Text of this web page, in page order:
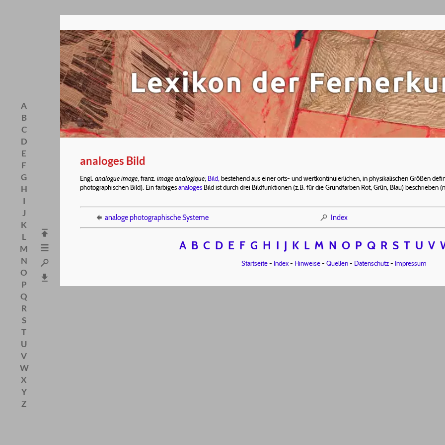
A
B
C
D
E
F
G
H
I
J
K
L
M
N
O
P
Q
R
S
T
U
V
W
X
Y
Z
analoges Bild
Engl. analogue image, franz. image analogique; Bild, bestehend aus einer orts- und wertkontinuierlichen, in physikalischen Größen
photographischen Bild). Ein farbigesanaloges Bild ist durch drei Bildfunktionen (z.B. für die Grundfarben Rot, Grün, Blau) beschrieben
analoge photographische Systeme Index
A B C D E F G H I J K L M N O P Q R S T U V
Startseite- Index- Hinweise- Quellen- Datenschutz- Impressum